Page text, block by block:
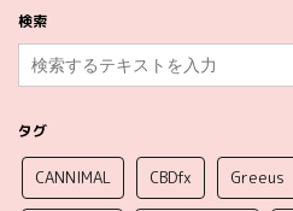
検索
タグ
CANNIMAL CBDfx Greeus